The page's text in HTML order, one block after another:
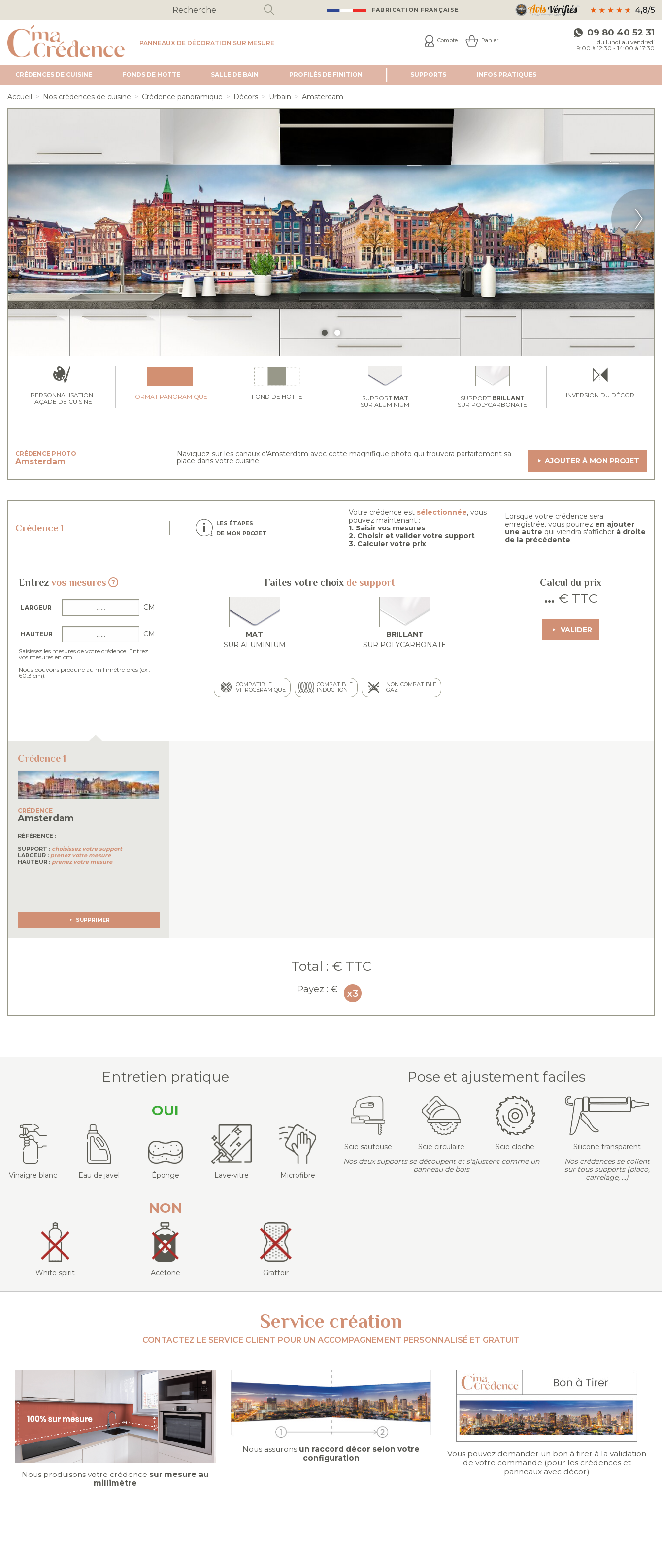
FABRICATION FRANÇAISE
PANNEAUX DE DÉCORATION SUR MESURE Compte Panier
09 80 40 52 31
du lundi au vendredi
9:00 à 12:30 - 14:00 à 17:30
CRÉDENCES DE CUISINE FONDS DE HOTTE SALLE DE BAIN PROFILÉS DE FINITION SUPPORTS INFOSPRATIQUES
Accueil Nos crédences de cuisine Crédence panoramique Décors Urbain Amsterdam
PERSONNALISATION
FAÇADE DE CUISINE
FORMAT PANORAMIQUE FOND DE HOTTE SUPPORT MAT
SUR ALUMINIUM
SUPPORT BRILLANT
SUR POLYCARBONATE
INVERSION DU DÉCOR
CRÉDENCE PHOTO
Amsterdam
Naviguez sur les canaux d'Amsterdam avec cette magnifique photo qui trouvera parfaitement sa
place dans votre cuisine.
AJOUTER À MON PROJET
Crédence 1
LES ÉTAPES
DE MON PROJET
Votre crédence est sélectionnée, vous
pouvez maintenant :
1. Saisir vos mesures
2. Choisir et valider votre support
3. Calculer votre prix
Lorsque votre crédence sera
enregistrée, vous pourrez en ajouter
une autre qui viendra s'afficher à droite
de la précédente.
Entrez vos mesures
LARGEUR CM
HAUTEUR CM
Saisissez les mesures de votre crédence. Entrez
vos mesures en cm.
Nous pouvons produire au millimètre près (ex :
60.3 cm).
Faites votre choix de support
MAT
SUR ALUMINIUM
BRILLANT
SUR POLYCARBONATE
COMPATIBLE
VITROCÉRAMIQUE
COMPATIBLE
INDUCTION
NON COMPATIBLE
GAZ
Calcul du prix
... € TTC
VALIDER
Crédence 1
CRÉDENCE
Amsterdam
RÉFÉRENCE :
SUPPORT : choisissez votre support
LARGEUR : prenez votre mesure
HAUTEUR : prenez votre mesure
SUPPRIMER
Total : € TTC
Payez : €
Entretien pratique
OUI
Vinaigre blanc Eau de javel Éponge Lave-vitre Microfibre
NON
White spirit Acétone Grattoir
Pose et ajustement faciles
Scie sauteuse Scie circulaire
Scie cloche
Nos deux supports se découpent et s'ajustent comme un
panneau de bois
Silicone transparent
Nos crédences se collent
sur tous supports (placo,
carrelage, ...)
Service création
CONTACTEZ LE SERVICE CLIENT POUR UN ACCOMPAGNEMENT PERSONNALISÉ ET GRATUIT
Nous produisons votre crédence sur mesure au
millimètre
Nous assurons un raccord décor selon votre
configuration
Vous pouvez demander un bon à tirer à la validation
de votre commande (pour les crédences et
panneaux avec décor)